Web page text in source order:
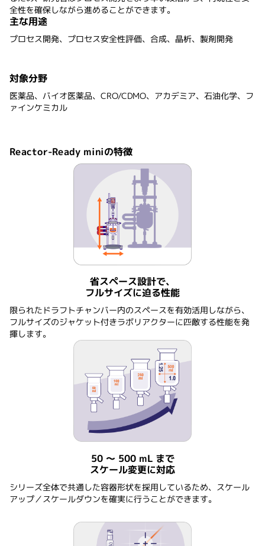
全性を確保しながら進めることができます。
主な用途
プロセス開発、プロセス安全性評価、合成、晶析、製剤開発
対象分野
医薬品、バイオ医薬品、CRO/CDMO、アカデミア、石油化学、フ
ァインケミカル
Reactor-Ready miniの特徴
省スペース設計で、
フルサイズに迫る性能
限られたドラフトチャンバー内のスペースを有効活用しながら、
フルサイズのジャケット付きラボリアクターに匹敵する性能を発
揮します。
50 ～ 500 mL まで
スケール変更に対応
シリーズ全体で共通した容器形状を採用しているため、スケール
アップ／スケールダウンを確実に行うことができます。